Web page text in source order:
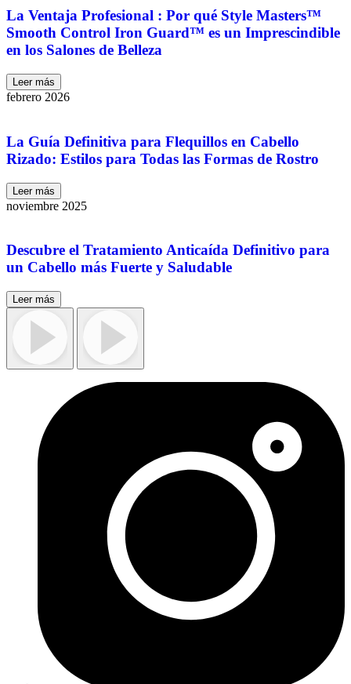
La Ventaja Profesional : Por qué Style Masters™
Smooth Control Iron Guard™ es un Imprescindible
en los Salones de Belleza
Leer más
febrero 2026
La Guía Definitiva para Flequillos en Cabello
Rizado: Estilos para Todas las Formas de Rostro
Leer más
noviembre 2025
Descubre el Tratamiento Anticaída Definitivo para
un Cabello más Fuerte y Saludable
Leer más